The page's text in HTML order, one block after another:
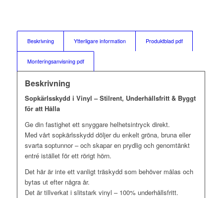
Beskrivning Ytterligare information Produktblad pdf
Monteringsanvisning pdf
Beskrivning
Sopkärlsskydd i Vinyl – Stilrent, Underhållsfritt & Byggt
för att Hålla
Ge din fastighet ett snyggare helhetsintryck direkt.
Med vårt sopkärlsskydd döljer du enkelt gröna, bruna eller
svarta soptunnor – och skapar en prydlig och genomtänkt
entré istället för ett rörigt hörn.
Det här är inte ett vanligt träskydd som behöver målas och
bytas ut efter några år.
Det är tillverkat i slitstark vinyl – 100% underhållsfritt.